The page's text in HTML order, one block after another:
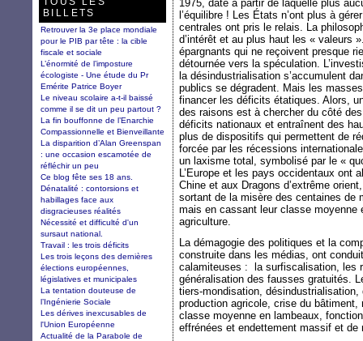
1975, date à partir de laquelle plus
l’équilibre ! Les États n’ont plus à
centrales ont pris le relais. La
d’intérêt et au plus haut les « valeurs
épargnants qui ne reçoivent presque
détournée vers la spéculation.
la désindustrialisation s’accumulent
publics se dégradent. Mais les
financer les déficits étatiques. Alors,
des raisons est à chercher du côté
déficits nationaux et entraînent des
plus de dispositifs qui permettent de
forcée par les récessions
un laxisme total, symbolisé par le «
L’Europe et les pays occidentaux ont
Chine et aux Dragons d’extrême
sortant de la misère des centaines de
mais en cassant leur classe moyenne
agriculture.
La démagogie des politiques et la
construite dans les médias, ont
calamiteuses : la surfiscalisation, les
généralisation des fausses gratuités.
tiers-mondisation,
production agricole, crise du
classe moyenne en lambeaux,
effrénées et endettement massif et de
BILLETS
Retrouver la 3e place mondiale
pour le PIB par tête : la cible
fiscale et sociale
L’énormité de l’imposture
écologiste - Une étude du Pr
Emérite Patrice Boyer
Le niveau scolaire a-t-il baissé
comme il se dit un peu partout ?
La fin bouffonne de l’Enarchie
Compassionnelle et Bienveillante
La disparition d’Alan Greenspan
: une occasion escamotée de
réfléchir un peu
Ce blog fête ses 18 ans.
Dénatalité : contorsions et
habillages face aux
disgracieuses réalités
Nécessité et difficulté d'un
sursaut national.
Travail : les trois déficits
Les trois leçons des dernières
élections européennes,
législatives et municipales
La tentation douteuse de
l’Ingénierie Sociale
Les dérives inexcusables de
l'Union Européenne
Actualité de la Parabole de